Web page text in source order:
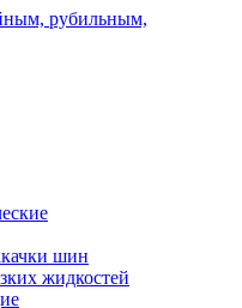
рубильным,
шин
жидкостей